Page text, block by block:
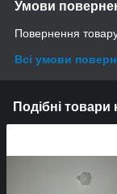
Умови
Повернення
Всі умови
Подібні товари